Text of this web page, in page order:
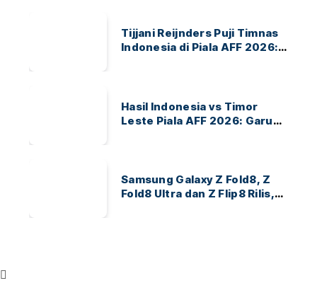
Tijjani Reijnders Puji Timnas
Indonesia di Piala AFF 2026:
Hasil Indonesia vs Timor
Leste Piala AFF 2026: Garuda
Samsung Galaxy Z Fold8, Z
Fold8 Ultra dan Z Flip8 Rilis,